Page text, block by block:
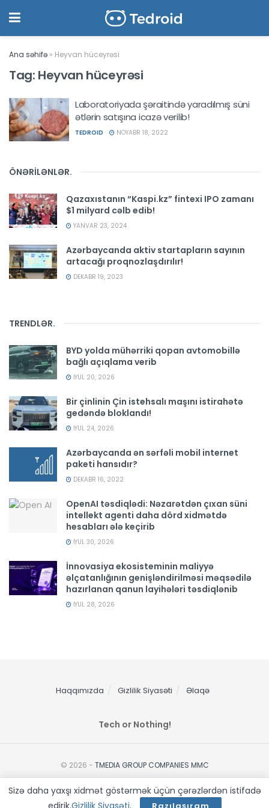
Ana səhifə » Heyvan hüceyrəsi
Tag: Heyvan hüceyrəsi
Laboratoriyada şəraitində yaradılmış süni
ətlərin satışına icazə verilib!
TEDROID NOYABR 18, 2022
ÖNƏRİLƏNLƏR.
Qazaxıstanın “Kaspi.kz” fintexi IPO zamanı
$1 milyard cəlb edib!
YANVAR 23, 2024
Azərbaycanda aktiv startapların sayının
artacağı proqnozlaşdırılır!
DEKABR 19, 2023
TRENDLƏR.
BYD yolda mühərriki qopan avtomobillə
bağlı açıqlama verib
İYUL 20, 2026
Bir çinlinin Çin istehsalı maşını istirahətə
gedəndə bloklandı!
İYUL 24, 2026
Azərbaycanda ən sərfəli mobil internet
paketi hansıdır?
DEKABR 16, 2022
OpenAI təsdiqlədi: Nəzarətdən çıxan süni
intellekt agenti daha dörd xidmətdə
hesabları ələ keçirib
İYUL 30, 2026
İnnovasiya ekosisteminin maliyyə
əlçatanlığının genişləndirilməsi məqsədilə
hazırlanan qanun layihələri təsdiqlənib
İYUL 28, 2026
Haqqımızda Gizlilik Siyasəti Əlaqə
Tech or Nothing!
© 2026 - TMEDIA GROUP COMPANIES MMC
Sizə daha yaxşı xidmət göstərmək üçün çərəzlərdən istifadə
edirik.Gizlilik Siyasəti.